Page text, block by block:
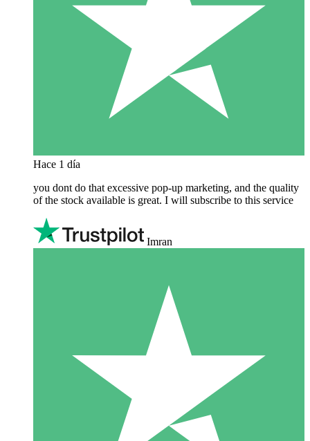
Hace 1 día
you dont do that excessive pop-up marketing, and the quality
of the stock available is great. I will subscribe to this service
Imran